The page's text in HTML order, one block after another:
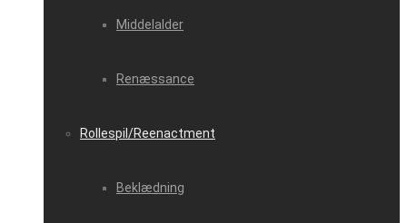
Middelalder
Renæssance
Rollespil/Reenactment
Beklædning